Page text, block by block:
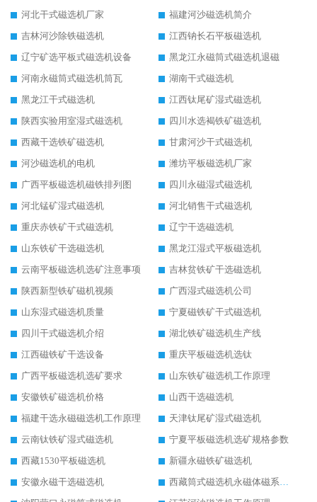
河北干式磁选机厂家
福建河沙磁选机简介
吉林河沙除铁磁选机
江西钠长石平板磁选机
辽宁矿选平板式磁选机设备
黑龙江永磁筒式磁选机退磁
河南永磁筒式磁选机筒瓦
湖南干式磁选机
黑龙江干式磁选机
江西钛尾矿湿式磁选机
陕西实验用室湿式磁选机
四川水选褐铁矿磁选机
西藏干选铁矿磁选机
甘肃河沙干式磁选机
河沙磁选机的电机
潍坊平板磁选机厂家
广西平板磁选机磁铁排列图
四川永磁湿式磁选机
河北锰矿湿式磁选机
河北销售干式磁选机
重庆赤铁矿干式磁选机
辽宁干选磁选机
山东铁矿干选磁选机
黑龙江湿式平板磁选机
云南平板磁选机选矿注意事项
吉林贫铁矿干选磁选机
陕西新型铁矿磁机视频
广西湿式磁选机公司
山东湿式磁选机质量
宁夏磁铁矿干式磁选机
四川干式磁选机介绍
湖北铁矿磁选机生产线
江西磁铁矿干选设备
重庆平板磁选机选钛
广西平板磁选机选矿要求
山东铁矿磁选机工作原理
安徽铁矿磁选机价格
山西干选磁选机
福建干选永磁磁选机工作原理
天津钛尾矿湿式磁选机
云南钛铁矿湿式磁选机
宁夏平板磁选机选矿规格参数
西藏1530平板磁选机
新疆永磁铁矿磁选机
安徽永磁干选磁选机
西藏筒式磁选机永磁体磁系设计